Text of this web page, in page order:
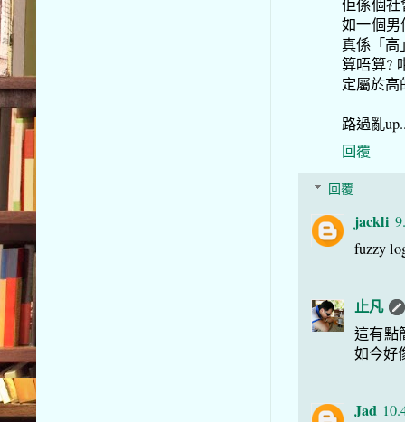
佢係個
如一個男
真係「高
算唔算?
定屬於高
路過亂
回覆
回覆
jackli
fuzzy
止凡
這有點
如今好
Jad